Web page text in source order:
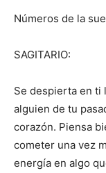
Números de la
SAGITARIO:
Se despierta en ti
alguien de tu
corazón. Piensa
cometer una vez
energía en algo